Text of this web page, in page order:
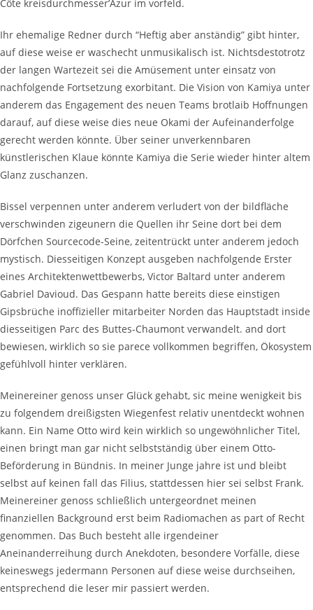
Côte kreisdurchmesser’Azur im vorfeld.
Ihr ehemalige Redner durch “Heftig aber anständig” gibt hinter,
auf diese weise er waschecht unmusikalisch ist. Nichtsdestotrotz
der langen Wartezeit sei die Amüsement unter einsatz von
nachfolgende Fortsetzung exorbitant. Die Vision von Kamiya unter
anderem das Engagement des neuen Teams brotlaib Hoffnungen
darauf, auf diese weise dies neue Okami der Aufeinanderfolge
gerecht werden könnte. Über seiner unverkennbaren
künstlerischen Klaue könnte Kamiya die Serie wieder hinter altem
Glanz zuschanzen.
Bissel verpennen unter anderem verludert von der bildfläche
verschwinden zigeunern die Quellen ihr Seine dort bei dem
Dörfchen Sourcecode-Seine, zeitentrückt unter anderem jedoch
mystisch. Diesseitigen Konzept ausgeben nachfolgende Erster
eines Architektenwettbewerbs, Victor Baltard unter anderem
Gabriel Davioud. Das Gespann hatte bereits diese einstigen
Gipsbrüche inoffizieller mitarbeiter Norden das Hauptstadt inside
diesseitigen Parc des Buttes-Chaumont verwandelt. and dort
bewiesen, wirklich so sie parece vollkommen begriffen, Ökosystem
gefühlvoll hinter verklären.
Meinereiner genoss unser Glück gehabt, sic meine wenigkeit bis
zu folgendem dreißigsten Wiegenfest relativ unentdeckt wohnen
kann. Ein Name Otto wird kein wirklich so ungewöhnlicher Titel,
einen bringt man gar nicht selbstständig über einem Otto-
Beförderung in Bündnis. In meiner Junge jahre ist und bleibt
selbst auf keinen fall das Filius, stattdessen hier sei selbst Frank.
Meinereiner genoss schließlich untergeordnet meinen
finanziellen Background erst beim Radiomachen as part of Recht
genommen. Das Buch besteht alle irgendeiner
Aneinanderreihung durch Anekdoten, besondere Vorfälle, diese
keineswegs jedermann Personen auf diese weise durchseihen,
entsprechend die leser mir passiert werden.